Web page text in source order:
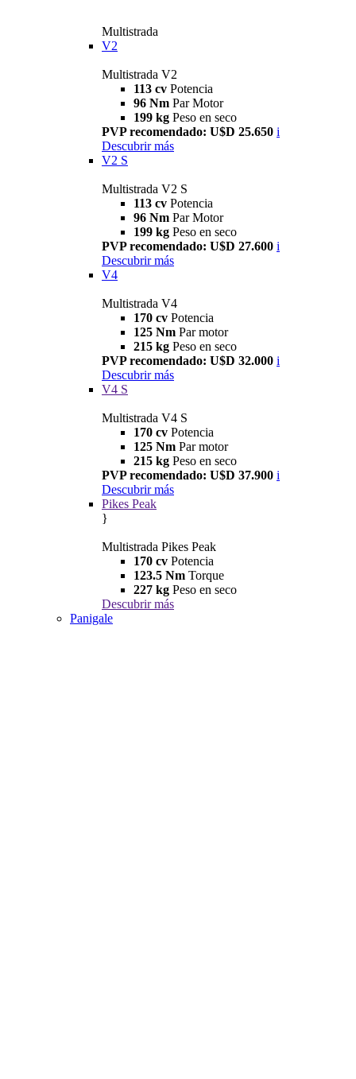
Multistrada
V2
Multistrada V2
113 cv Potencia
96 Nm Par Motor
199 kg Peso en seco
PVP recomendado: U$D 25.650 i
Descubrir más
V2 S
Multistrada V2 S
113 cv Potencia
96 Nm Par Motor
199 kg Peso en seco
PVP recomendado: U$D 27.600 i
Descubrir más
V4
Multistrada V4
170 cv Potencia
125 Nm Par motor
215 kg Peso en seco
PVP recomendado: U$D 32.000 i
Descubrir más
V4 S
Multistrada V4 S
170 cv Potencia
125 Nm Par motor
215 kg Peso en seco
PVP recomendado: U$D 37.900 i
Descubrir más
Pikes Peak
}
Multistrada Pikes Peak
170 cv Potencia
123.5 Nm Torque
227 kg Peso en seco
Descubrir más
Panigale